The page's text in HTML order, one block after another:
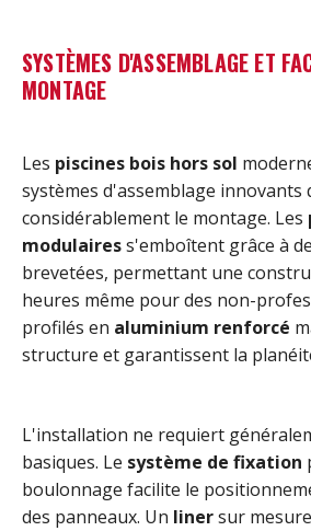
SYSTÈMES D'ASSEMBLAGE ET
MONTAGE
Les piscines bois hors sol
systèmes d'assemblage innovants
considérablement le montage. Les
modulairess'emboîtent grâce à
brevetées, permettant une
heures même pour des non-
profilés en aluminium renforcé
structure et garantissent la
L'installation ne requiert
basiques. Le système de fixation
boulonnage facilite le
des panneaux. Un linersur